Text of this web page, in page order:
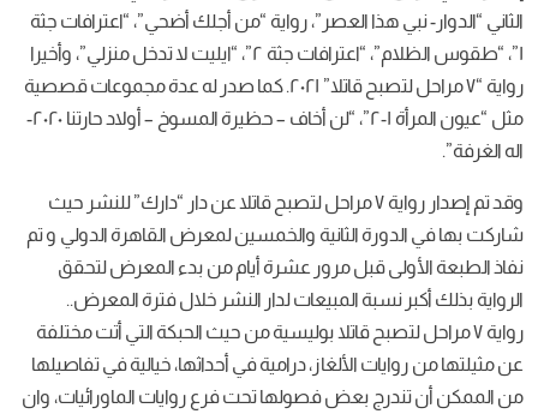
الثاني “الدوار- نبي هذا العصر”، رواية “من أجلك أضحي”، “اعترافات جثة
١”، “طقوس الظلام”، “اعترافات جثة ٢”، “ايليت لا تدخل منزلي”، وأخيرا
رواية “٧ مراحل لتصبح قاتلا” ٢٠٢١. كما صدر له عدة مجموعات قصصية
مثل “عيون المرأة ١-٢”، “لن أخاف – حظيرة المسوخ – أولاد حارتنا ٢٠٢٠-
اله الغرفة”.
وقد تم إصدار رواية ٧ مراحل لتصبح قاتلا عن دار “دارك” للنشر حيث
شاركت بها في الدورة الثانية والخمسين لمعرض القاهرة الدولي و تم
نفاذ الطبعة الأولى قبل مرور عشرة أيام من بدء المعرض لتحقق
الرواية بذلك أكبر نسبة المبيعات لدار النشر خلال فترة المعرض..
رواية ٧ مراحل لتصبح قاتلا بوليسية من حيث الحبكة التي أتت مختلفة
عن مثيلتها من روايات الألغاز، درامية في أحداثها، خيالية في تفاصيلها
من الممكن أن تندرج بعض فصولها تحت فرع روايات الماورائيات، وان